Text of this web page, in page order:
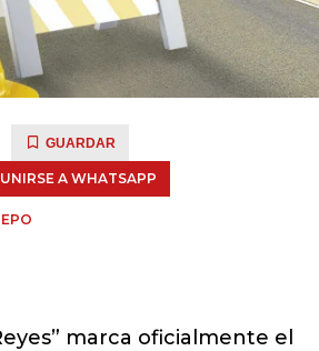
GUARDAR
UNIRSE A WHATSAPP
marca oficialmente el